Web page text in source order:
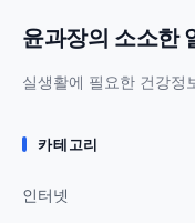
윤과장의 소소한
실생활에 필요한 건강정
카테고리
인터넷